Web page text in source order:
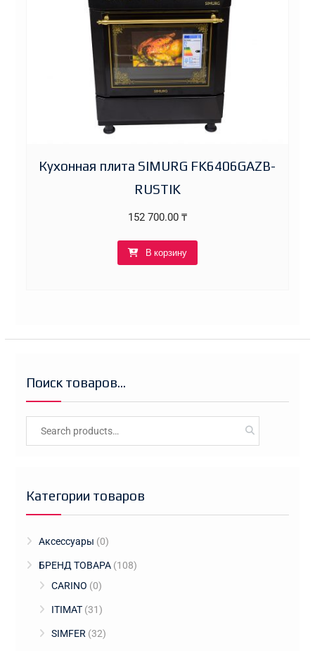
Кухонная плита SIMURG FK6406GAZB-
RUSTIK
152 700.00 ₸
В корзину
Поиск товаров…
Категории товаров
Аксессуары (0)
БРЕНД ТОВАРА (108)
CARINO (0)
ITIMAT (31)
SIMFER (32)